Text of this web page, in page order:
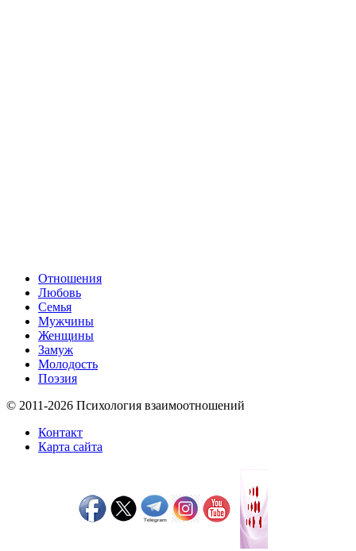
Отношения
Любовь
Семья
Мужчины
Женщины
Замуж
Молодость
Поэзия
© 2011-2026 Психология взаимоотношений
Контакт
Карта сайта